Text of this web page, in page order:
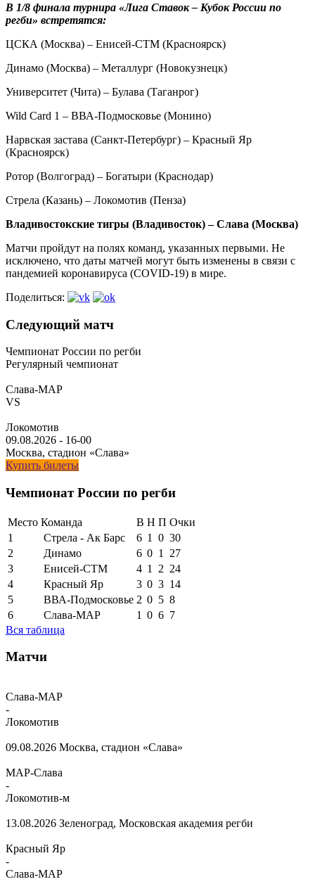
В 1/8 финала турнира «Лига Ставок – Кубок России по
регби» встретятся:
ЦСКА (Москва) – Енисей-СТМ (Красноярск)
Динамо (Москва) – Металлург (Новокузнецк)
Университет (Чита) – Булава (Таганрог)
Wild Card 1 – ВВА-Подмосковье (Монино)
Нарвская застава (Санкт-Петербург) – Красный Яр
(Красноярск)
Ротор (Волгоград) – Богатыри (Краснодар)
Стрела (Казань) – Локомотив (Пенза)
Владивостокские тигры (Владивосток) – Слава (Москва)
Матчи пройдут на полях команд, указанных первыми. Не
исключено, что даты матчей могут быть изменены в связи с
пандемией коронавируса (COVID-19) в мире.
Поделиться:
Следующий матч
Чемпионат России по регби
Регулярный чемпионат
Слава-МАР
VS
Локомотив
09.08.2026 - 16-00
Москва, стадион «Слава»
Купить билеты
Чемпионат России по регби
Место Команда В Н П Очки
1
Стрела - Ак Барс 6 1 0 30
2
Динамо 6 0 1
27
3
Енисей-СТМ 4 1 2 24
4
Красный Яр 3 0 3 14
5
ВВА-Подмосковье 2 0 5 8
6
Слава-МАР 1 0 6 7
Вся таблица
Матчи
Слава-МАР
-
Локомотив
09.08.2026 Москва, стадион «Слава»
МАР-Слава
-
Локомотив-м
13.08.2026 Зеленоград, Московская академия регби
Красный Яр
-
Слава-МАР